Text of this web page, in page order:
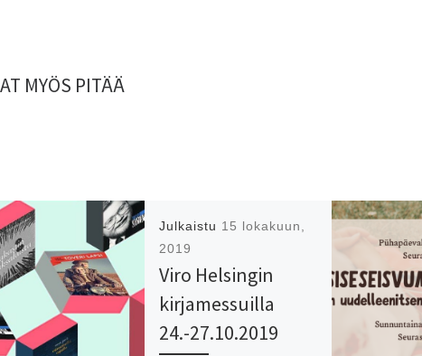
MYÖS PITÄÄ
Julkaistu 15 lokakuun,
2019
Viro Helsingin
kirjamessuilla
24.-27.10.2019